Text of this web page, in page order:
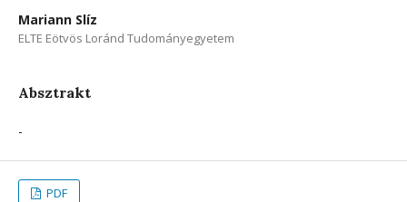
Mariann Slíz
ELTE Eötvös Loránd Tudományegyetem
Absztrakt
-
PDF